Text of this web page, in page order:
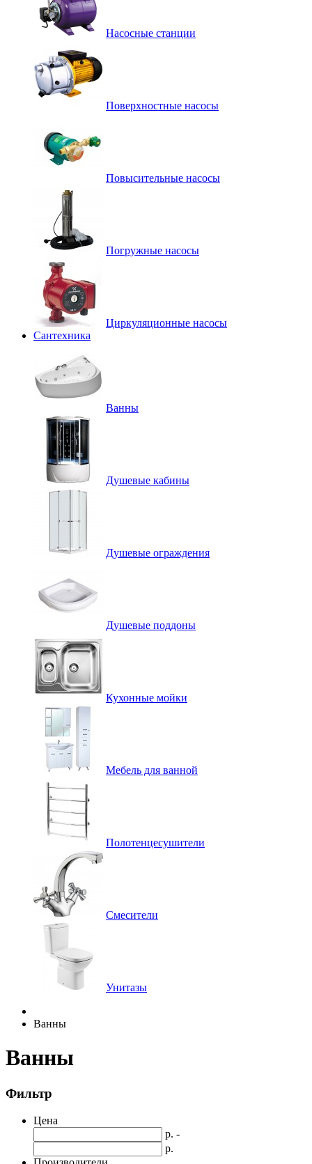
Насосные станции
Поверхностные насосы
Повысительные насосы
Погружные насосы
Циркуляционные насосы
Сантехника
Ванны
Душевые кабины
Душевые ограждения
Душевые поддоны
Кухонные мойки
Мебель для ванной
Полотенцесушители
Смесители
Унитазы
Ванны
Ванны
Фильтр
Цена
р. -
р.